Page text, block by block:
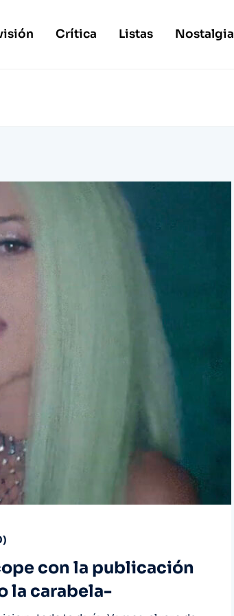
Crítica Listas Nostalgia
)
con la publicación
la carabela-